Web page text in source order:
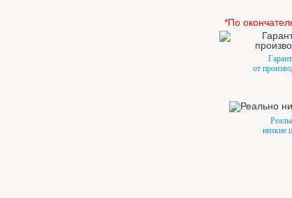
*По
от
низкие